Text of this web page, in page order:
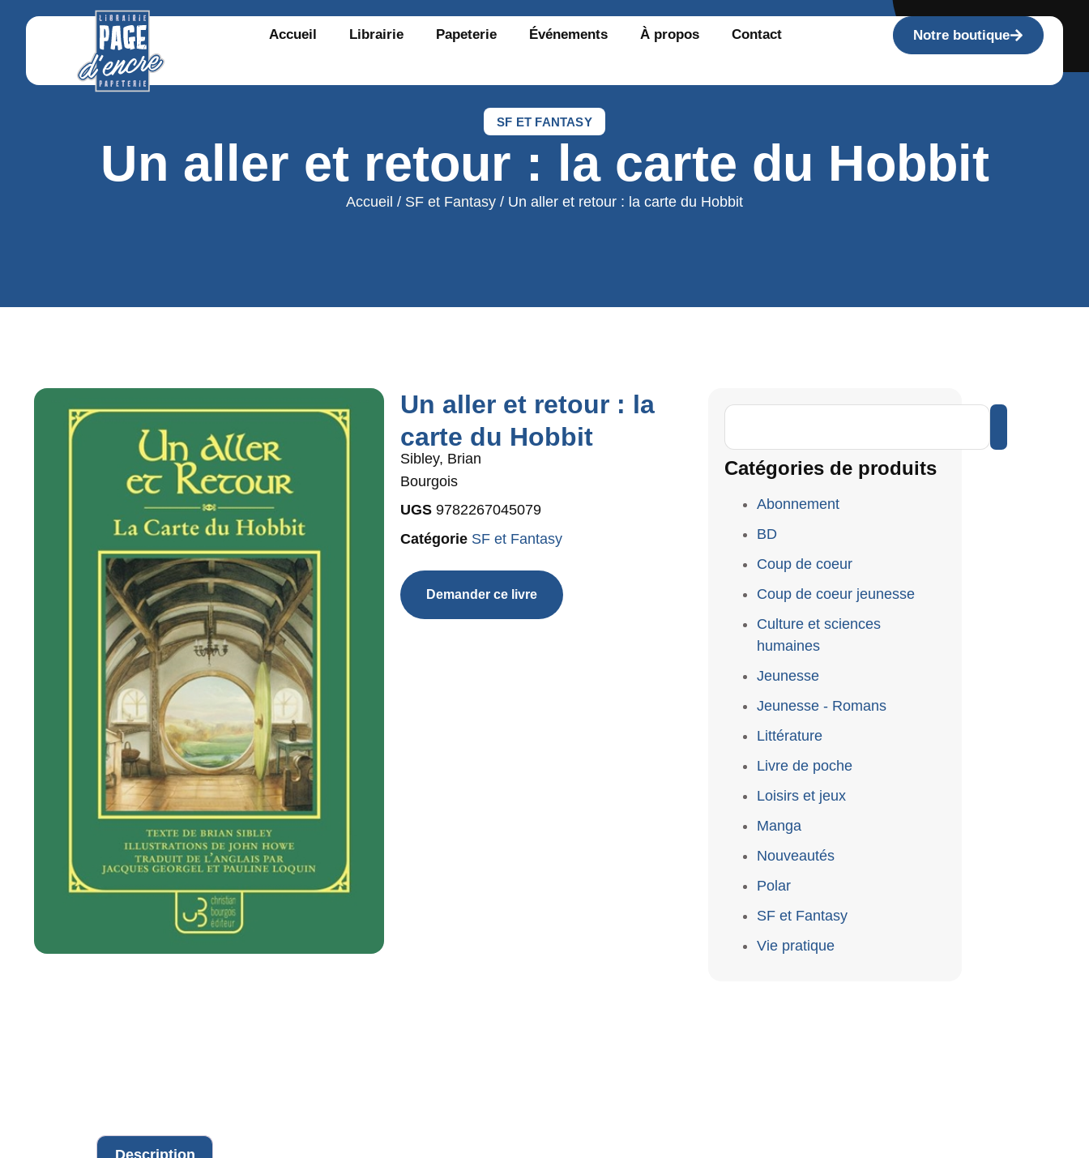
Accueil Librairie Papeterie Événements À propos Contact Notre boutique
SF ET FANTASY
Un aller et retour : la carte du Hobbit
Accueil / SF et Fantasy / Un aller et retour : la carte du Hobbit
Un aller et retour : la
carte du Hobbit
Sibley, Brian
Bourgois
UGS 9782267045079
Catégorie SF et Fantasy
Demander ce livre
Catégories de produits
Abonnement
BD
Coup de coeur
Coup de coeur jeunesse
Culture et sciences
humaines
Jeunesse
Jeunesse - Romans
Littérature
Livre de poche
Loisirs et jeux
Manga
Nouveautés
Polar
SF et Fantasy
Vie pratique